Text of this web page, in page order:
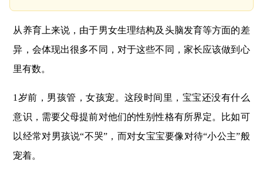
从养育上来说，由于男女生理结构及头脑发育等方面的差
异，会体现出很多不同，对于这些不同，家长应该做到心
里有数。
1 岁前，男孩管，女孩宠。这段时间里，宝宝还没有什么
意识，需要父母提前对他们的性别性格有所界定。比如可
以经常对男孩说“不哭”，而对女宝宝要像对待“小公主”般
宠着。